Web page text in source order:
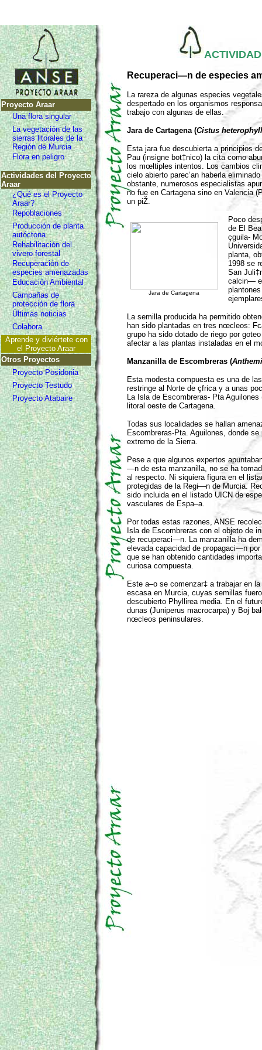
Proyecto Araar
Una flora singular
La vegetación de las
sierras litorales de la
Región de Murcia
Flora en peligro
Actividades del Proyecto
Araar
¿Qué es el Proyecto
Araar?
Repoblaciones
Producción de planta
autóctona
Rehabilitación del
vivero forestal
Recuperación de
especies amenazadas
Educación Ambiental
Campañas de
protección de flora
Últimas noticias
Colabora
Aprende y diviértete con
el Proyecto Araar
Otros Proyectos
Proyecto Posidonia
Proyecto Testudo
Proyecto Atabaire
Recuperaci—n de especies
La rareza de algunas especies
despertado en los organismos
trabajo con algunas de ellas.
Jara de Cartagena (Cistus
Esta jara fue descubierta a principios
Pau (insigne bot‡nico) la cita como
los mœltiples intentos. Los cambios
cielo abierto parec’an haberla
obstante, numerosos especialistas
no fue en Cartagena sino en Valencia
un piŽ.
Jara de Cartagena
Poco
de El
çguila-
planta,
1998 se
San
calcin—
La semilla producida ha permitido
han sido plantadas en tres nœcleos:
grupo ha sido dotado de riego por
afectar a las plantas instaladas en el
Manzanilla de Escombreras (
Esta modesta compuesta es una de
restringe al Norte de çfrica y a unas
La Isla de Escombreras- Pta
litoral oeste de Cartagena.
Todas sus localidades se hallan
Escombreras-Pta. Aguilones, donde
extremo de la Sierra.
Pese a que algunos expertos
—n de esta manzanilla, no se ha
al respecto. Ni siquiera figura en el
protegidas de la Regi—n de Murcia.
sido incluida en el listado UICN de
vasculares de Espa–a.
Por todas estas razones, ANSE
Isla de Escombreras con el objeto de
de recuperaci—n. La manzanilla ha
elevada capacidad de propagaci—n
que se han obtenido cantidades
curiosa compuesta.
Este a–o se comenzar‡ a trabajar en
escasa en Murcia, cuyas semillas
descubierto Phyllirea media. En el
dunas (Juniperus macrocarpa) y Boj
nœcleos peninsulares.